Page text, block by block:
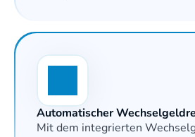
Automatischer
Mit dem integrierten